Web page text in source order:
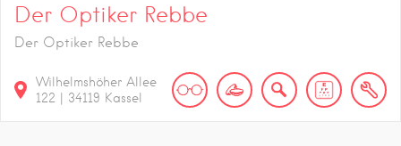
Der Optiker Rebbe
Der Optiker Rebbe
Wilhelmshöher Allee
122
34119 Kassel